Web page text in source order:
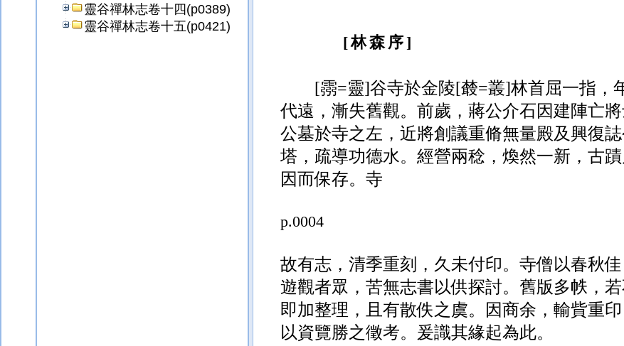
靈谷禪林志卷十四(p0389)
靈谷禪林志卷十五(p0421)
林森序
[霛=靈]谷寺於金陵[樷=叢]林首屈一指，
代遠，漸失舊觀。前歲，蔣公介石因建陣亡
公墓於寺之左， 近將創議重脩無量殿及興復
塔，疏導功德水。經營兩稔， 煥然一新，古
因而保存。寺
p.0004
故有志，清季重刻，久未付印。寺僧以春秋佳
遊觀者眾，苦無志書以供探討。舊版多帙，
即加整理，且有散佚之虞。因商余，輸貲重印
以資覽勝之徵考。爰識其緣起為此。